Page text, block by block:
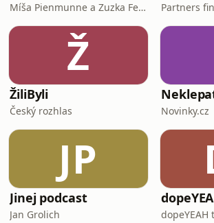
Míša Pienmunne a Zuzka Fejfarová Partners
Ž
ŽiliByli
Český rozhlas Novinky.cz
JP
Jinej podcast
Jan Grolich dopeYEAH